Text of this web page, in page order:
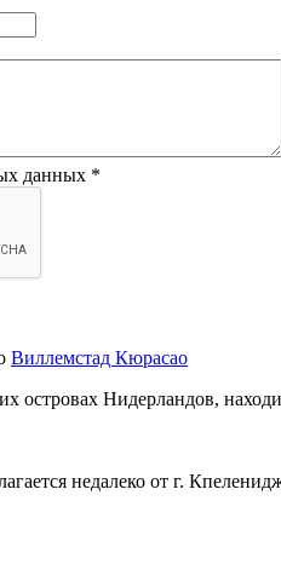
данных *
Виллемстад Кюрасао
островах Нидерландов,
недалеко от г.